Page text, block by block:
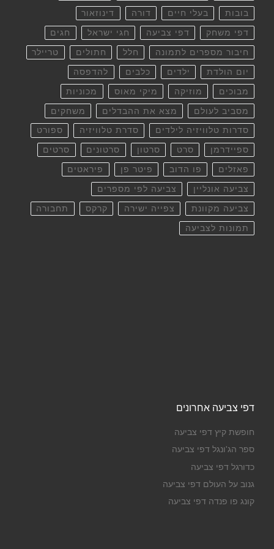
בובות בעלי חיים דורה דינוזאור
דפי משחק דפי צביעה חגי ישראל חגים
חיבור מספרים לתמונה חלל חתולים טריילר
יום הולדת ילדים כלבים להדפסה
מבוכים מוזיקה מיקי מאוס מכוניות
מסביב לעולם מצא את ההבדלים משחקים
סדרות טלוויזיה לילדים סדרת טלוויזיה ספורט
ספיידרמן סרט סרטון סרטונים סרטים
פאזלים פו הדוב פיטר פן פיראטים
צביעה אונליין צביעה לפי מספרים
צביעה מקוונת צפייה ישירה קרקס תחבורה
תמונות לצביעה
דפי צביעה אחרונים
חופשת קיץ דפי צביעה
ספר הג'ונגל דפי צביעה
כדורגל דפי צביעה
גנוב על העולם דפי צביעה
קונג פו פנדה דפי צביעה